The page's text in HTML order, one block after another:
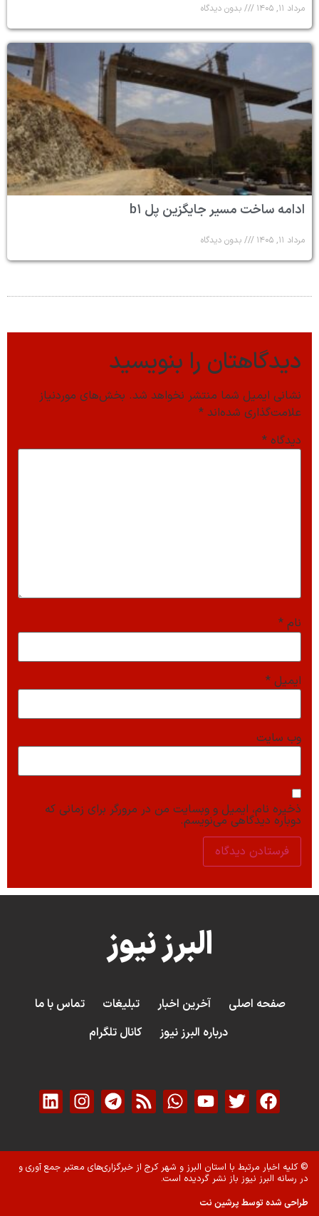
مرداد ۱۱, ۱۴۰۵ بدون دیدگاه
ادامه ساخت مسیر جایگزین پل b۱
مرداد ۱۱, ۱۴۰۵ بدون دیدگاه
دیدگاهتان را بنویسید
نشانی ایمیل شما منتشر نخواهد شد. بخش‌های موردنیاز
علامت‌گذاری شده‌اند *
دیدگاه *
نام *
ایمیل *
وب‌ سایت
ذخیره نام، ایمیل و وبسایت من در مرورگر برای زمانی که
دوباره دیدگاهی می‌نویسم.
البرز نیوز
صفحه اصلی آخرین اخبار تبلیغات
تماس با ما
درباره البرز نیوز
کانال تلگرام
© کلیه اخبار مرتبط با استان البرز و شهر کرج از خبرگزاری‌های معتبر جمع آوری و
در رسانه البرز نیوز باز نشر گردیده است.
طراحی شده توسط پرشین نت